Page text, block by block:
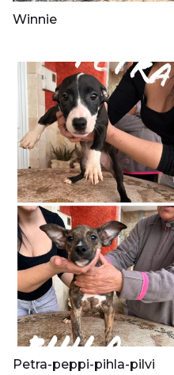
Winnie
Petra-peppi-pihla-pilvi